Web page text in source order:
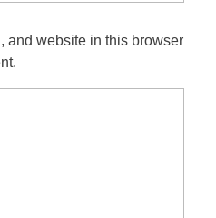
and website in this browser